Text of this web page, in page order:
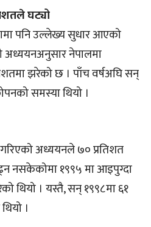
घट्यो
पनि उल्लेख्य सुधार आएको
नेपालमा
झरेको छ । पाँच वर्षअघि सन्
समस्या थियो ।
अध्ययनले ७० प्रतिशत
नसकेकोमा १९९५ मा आइपुग्दा
थियो । यस्तै, सन् १९९८मा ६१
।